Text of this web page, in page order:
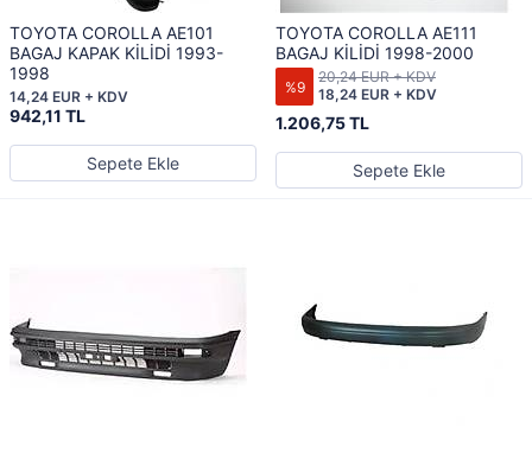
TOYOTA COROLLA AE101
BAGAJ KAPAK KİLİDİ 1993-
1998
942,11 TL
14,24 EUR + KDV
Sepete Ekle
TOYOTA COROLLA AE111
BAGAJ KİLİDİ 1998-2000
%9
1.206,75 TL
18,24 EUR + KDV
20,24 EUR + KDV
Sepete Ekle